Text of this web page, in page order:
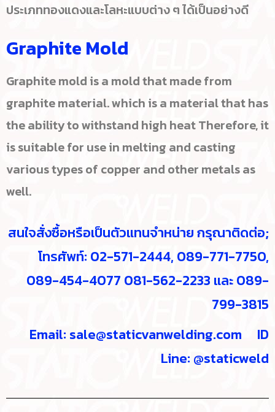
ประเภททองแดงและโลหะแบบต่าง ๆ ได้เป็นอย่างดี
Graphite Mold
Graphite mold is a mold that made from
graphite material. which is a material that has
the ability to withstand high heat Therefore, it
is suitable for use in melting and casting
various types of copper and other metals as
well.
สนใจสั่งซื้อหรือเป็นตัวแทนจำหน่าย กรุณาติดต่อ;
โทรศัพท์: 02-571-2444, 089-771-7750,
089-454-4077 081-562-2233 และ 089-
799-3815
Email: sale@staticvanwelding.com ID
Line: @staticweld